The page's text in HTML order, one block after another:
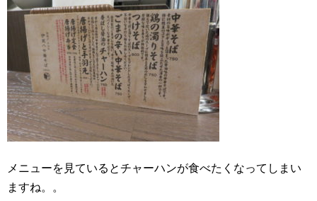
メニューを見ているとチャーハンが食べたくなってしまい
ますね。。